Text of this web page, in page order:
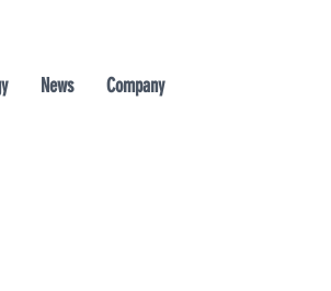
News Company